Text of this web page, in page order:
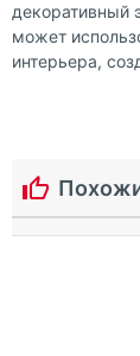
декоративный
может
интерьера,